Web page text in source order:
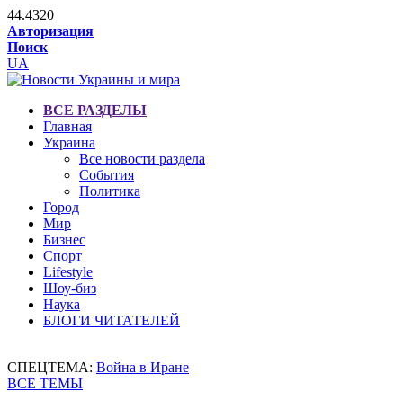
44.4320
Авторизация
Поиск
UA
ВСЕ РАЗДЕЛЫ
Главная
Украина
Все новости раздела
События
Политика
Город
Мир
Бизнес
Спорт
Lifestyle
Шоу-биз
Наука
БЛОГИ ЧИТАТЕЛЕЙ
СПЕЦТЕМА: Война в Иране
ВСЕ ТЕМЫ